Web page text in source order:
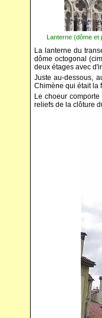
Lanterne
La lanterne du
dôme octogonal
deux étages avec
Juste au-dessous,
Chimène qui était la
Le choeur
reliefs de la clôture